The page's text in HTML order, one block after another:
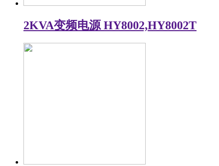
2KVA变频电源 HY8002,HY8002T